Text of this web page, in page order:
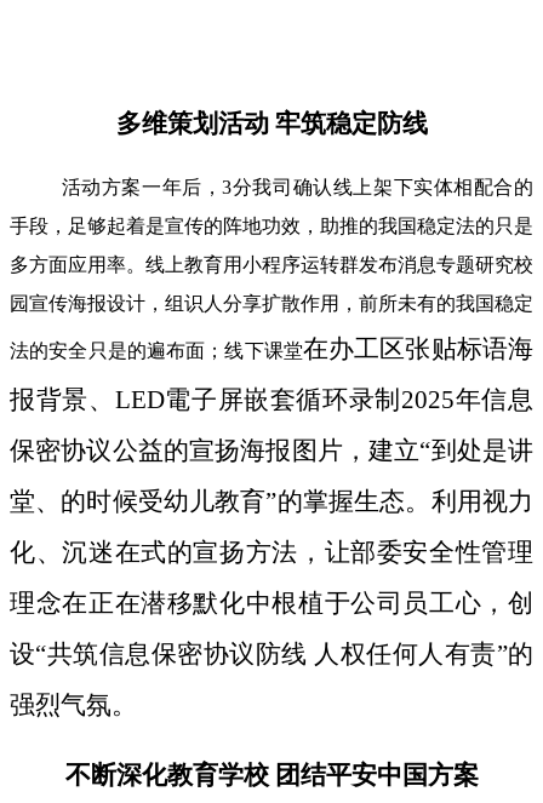
多维策划活动 牢筑稳定防线
活动方案一年后，3分我司确认线上架下实体相配合的
手段，足够起着是宣传的阵地功效，助推的我国稳定法的只是
多方面应用率。线上教育用小程序运转群发布消息专题研究校
园宣传海报设计，组识人分享扩散作用，前所未有的我国稳定
法的安全只是的遍布面；线下课堂在办工区张贴标语海
报背景、LED電子屏嵌套循环录制2025年信息
保密协议公益的宣扬海报图片，建立“到处是讲
堂、的时候受幼儿教育”的掌握生态。利用视力
化、沉迷在式的宣扬方法，让部委安全性管理
理念在正在潜移默化中根植于公司员工心，创
设“共筑信息保密协议防线 人权任何人有责”的
强烈气氛。
不断深化教育学校 团结平安中国方案